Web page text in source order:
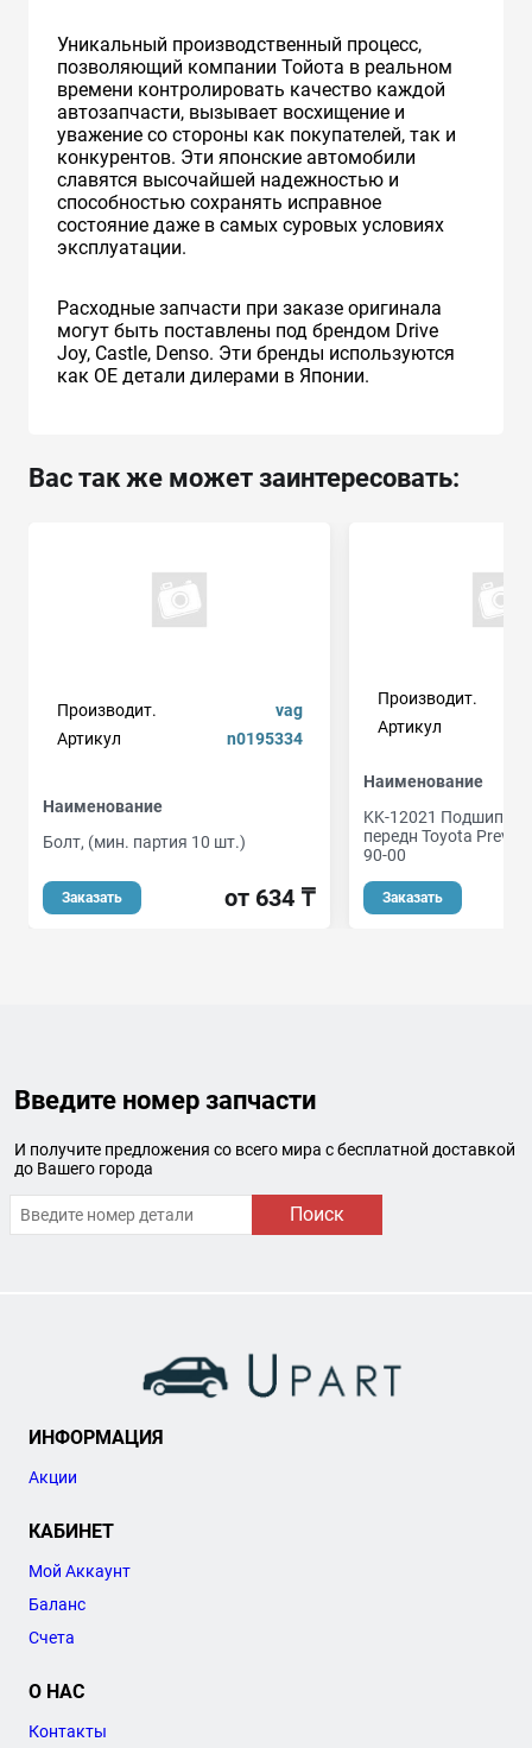
Уникальный производственный процесс,
позволяющий компании Тойота в реальном
времени контролировать качество каждой
автозапчасти, вызывает восхищение и
уважение со стороны как покупателей, так и
конкурентов. Эти японские автомобили
славятся высочайшей надежностью и
способностью сохранять исправное
состояние даже в самых суровых условиях
эксплуатации.
Расходные запчасти при заказе оригинала
могут быть поставлены под брендом Drive
Joy, Castle, Denso. Эти бренды используются
как ОЕ детали дилерами в Японии.
Вас так же может заинтересовать:
Производит.
vag
Артикул
n0195334
Наименование
Болт, (мин. партия 10 шт.)
Заказать от 634 ₸
Производит.
Артикул
Наименование
KK-12021
передн Toyota Previa
90-00
Заказать
Введите номер запчасти
И получите предложения со всего мира с бесплатной доставкой
до Вашего города
Поиск
ИНФОРМАЦИЯ
Акции
КАБИНЕТ
Мой Аккаунт
Баланс
Счета
О НАС
Контакты